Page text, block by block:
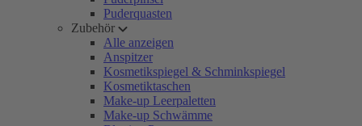
Puderquasten
Zubehör
Alle anzeigen
Anspitzer
Kosmetikspiegel & Schminkspiegel
Kosmetiktaschen
Make-up Leerpaletten
Make-up Schwämme